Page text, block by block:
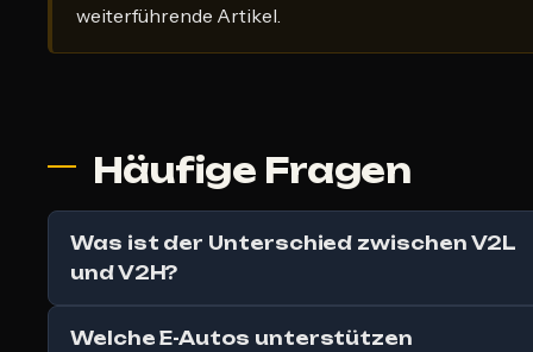
weiterführende Artikel.
Häufige Fragen
Was ist der Unterschied zwischen V2L
und V2H?
Welche E-Autos unterstützen